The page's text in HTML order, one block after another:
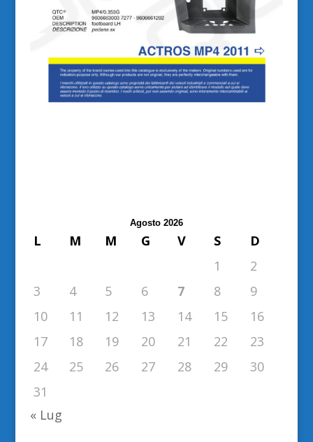
Agosto 2026
L M M G V S
D
1
2
3
4 5 6 7 8
9
10
11 12 13 14 15
16
17
18 19 20 21 22
23
24
25 26 27 28 29
30
31
« Lug